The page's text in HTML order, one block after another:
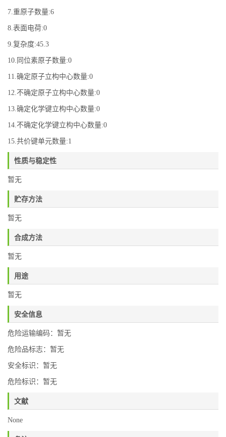
7.重原子数量:6
8.表面电荷:0
9.复杂度:45.3
10.同位素原子数量:0
11.确定原子立构中心数量:0
12.不确定原子立构中心数量:0
13.确定化学键立构中心数量:0
14.不确定化学键立构中心数量:0
15.共价键单元数量:1
性质与稳定性
暂无
贮存方法
暂无
合成方法
暂无
用途
暂无
安全信息
危险运输编码：暂无
危险品标志：暂无
安全标识：暂无
危险标识：暂无
文献
None